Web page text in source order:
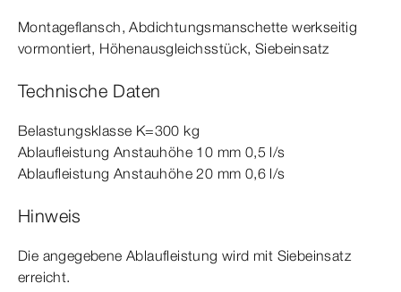
Montageflansch, Abdichtungsmanschette werkseitig
vormontiert, Höhenausgleichsstück, Siebeinsatz
Technische Daten
Belastungsklasse K=300 kg
Ablaufleistung Anstauhöhe 10 mm 0,5 l/s
Ablaufleistung Anstauhöhe 20 mm 0,6 l/s
Hinweis
Die angegebene Ablaufleistung wird mit Siebeinsatz
erreicht.